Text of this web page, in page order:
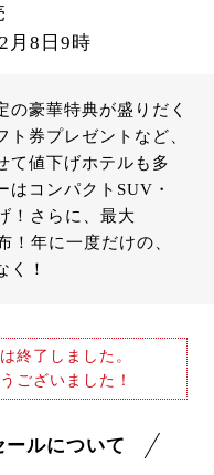
月8日9時
の豪華特典が盛りだく
券プレゼントなど、
て値下げホテルも多
コンパクトSUV・
！さらに、最大
！年に一度だけの、
く！
終了しました。
ございました！
ルについて